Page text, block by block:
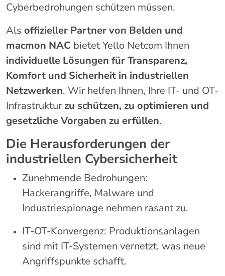
Cyberbedrohungen schützen müssen.
Als offizieller Partner von Belden und
macmon NAC bietet Yello Netcom Ihnen
individuelle Lösungen für Transparenz,
Komfort und Sicherheit in industriellen
Netzwerken. Wir helfen Ihnen, Ihre IT- und OT-
Infrastruktur zu schützen, zu optimieren und
gesetzliche Vorgaben zu erfüllen.
Die Herausforderungen der
industriellen Cybersicherheit
Zunehmende Bedrohungen:
Hackerangriffe, Malware und
Industriespionage nehmen rasant zu.
IT-OT-Konvergenz: Produktionsanlagen
sind mit IT-Systemen vernetzt, was neue
Angriffspunkte schafft.